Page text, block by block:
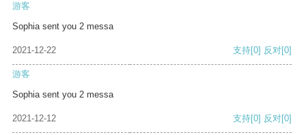
游客
Sophia sent you 2 messa
2021-12-22 支持[0] 反对[0]
游客
Sophia sent you 2 messa
2021-12-12 支持[0] 反对[0]